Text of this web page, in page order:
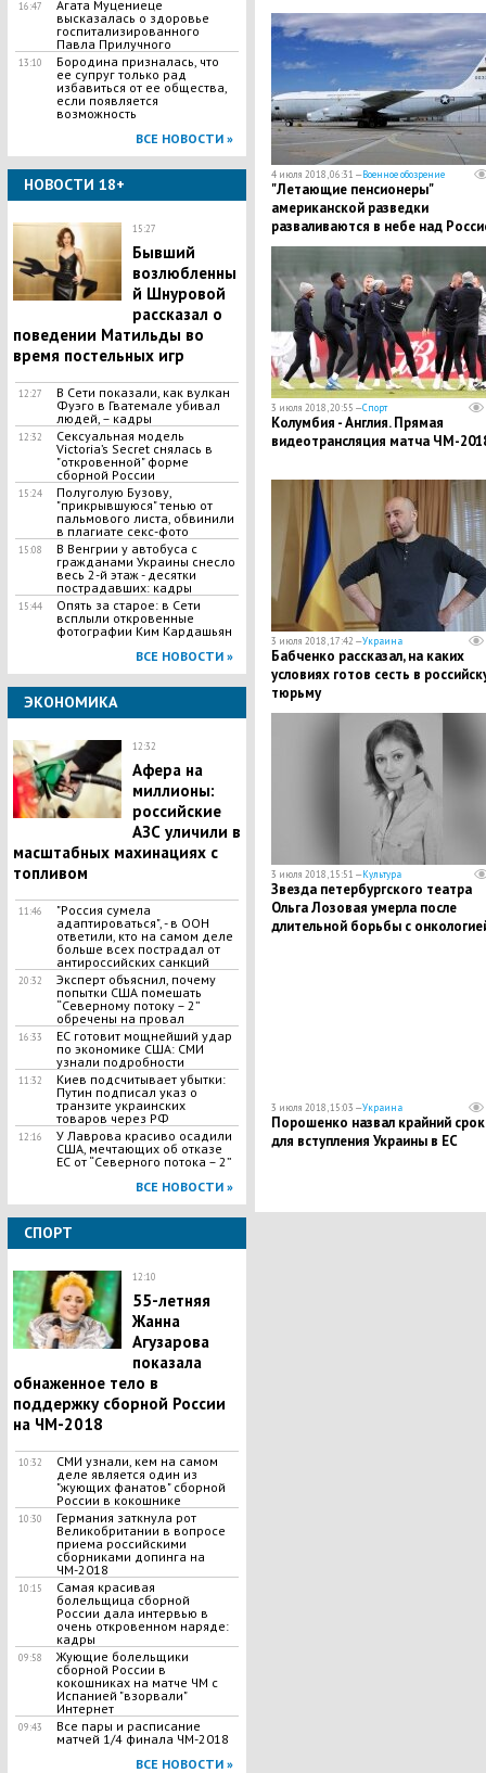
16:47
Агата Муцениеце
высказалась о здоровье
госпитализированного
Павла Прилучного
13:10
Бородина призналась, что
ее супруг только рад
избавиться от ее общества,
если появляется
возможность
ВСЕ НОВОСТИ »
НОВОСТИ 18+
15:27
Бывший
возлюбленны
й Шнуровой
рассказал о
поведении Матильды во
время постельных игр
12:27
В Сети показали, как вулкан
Фуэго в Гватемале убивал
людей, – кадры
12:32
Сексуальная модель
Victoria’s Secret снялась в
"откровенной" форме
сборной России
15:24
Полуголую Бузову,
"прикрывшуюся" тенью от
пальмового листа, обвинили
в плагиате секс-фото
15:08
В Венгрии у автобуса с
гражданами Украины снесло
весь 2-й этаж - десятки
пострадавших: кадры
15:44
Опять за старое: в Сети
всплыли откровенные
фотографии Ким Кардашьян
ВСЕ НОВОСТИ »
ЭКОНОМИКА
12:32
Афера на
миллионы:
российские
АЗС уличили в
масштабных махинациях с
топливом
11:46
"Россия сумела
адаптироваться", - в ООН
ответили, кто на самом деле
больше всех пострадал от
антироссийских санкций
20:32
Эксперт объяснил, почему
попытки США помешать
“Северному потоку – 2”
обречены на провал
16:33
ЕС готовит мощнейший удар
по экономике США: СМИ
узнали подробности
11:32
Киев подсчитывает убытки:
Путин подписал указ о
транзите украинских
товаров через РФ
12:16
У Лаврова красиво осадили
США, мечтающих об отказе
ЕС от “Северного потока – 2”
ВСЕ НОВОСТИ »
СПОРТ
12:10
55-летняя
Жанна
Агузарова
показала
обнаженное тело в
поддержку сборной России
на ЧМ-2018
10:32
СМИ узнали, кем на самом
деле является один из
"жующих фанатов" сборной
России в кокошнике
10:30
Германия заткнула рот
Великобритании в вопросе
приема российскими
сборниками допинга на
ЧМ-2018
10:15
Самая красивая
болельщица сборной
России дала интервью в
очень откровенном наряде:
кадры
09:58
Жующие болельщики
сборной России в
кокошниках на матче ЧМ с
Испанией "взорвали"
Интернет
09:43
Все пары и расписание
матчей 1/4 финала ЧМ-2018
ВСЕ НОВОСТИ »
4 июля 2018, 06:31 —Военное обозрение
​"Летающие пенсионеры"
американской разведки
разваливаются в небе над
подробности
3 июля 2018, 20:55 —Спорт
Колумбия - Англия. Прямая
видеотрансляция матча ЧМ-
3 июля 2018, 17:42 —Украина
Бабченко рассказал, на каких
условиях готов сесть в
тюрьму
3 июля 2018, 15:51 —Культура
Звезда петербургского театра
Ольга Лозовая умерла после
длительной борьбы с
3 июля 2018, 15:03 —Украина
Порошенко назвал крайний срок
для вступления Украины в ЕС